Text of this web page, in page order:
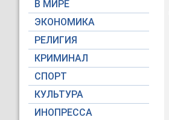
В МИРЕ
ЭКОНОМИКА
РЕЛИГИЯ
КРИМИНАЛ
СПОРТ
КУЛЬТУРА
ИНОПРЕССА